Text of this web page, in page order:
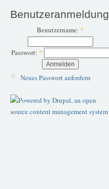
Benutzeranmeldung
Benutzername: *
Passwort: *
Neues Passwort anfordern